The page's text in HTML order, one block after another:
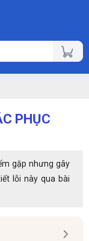
PHỤC
gặp nhưng gây
lỗi này qua bài